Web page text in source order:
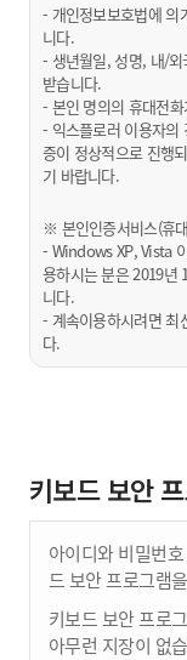
- 개인정보보호법에 의
니다.
- 생년월일, 성명, 내/
받습니다.
- 본인 명의의 휴대전
- 익스플로러 이용자의
증이 정상적으로 진행
기 바랍니다.
※ 본인인증서비스(휴
- Windows XP, Vista
용하시는 분은 2019년
니다.
- 계속이용하시려면 최
다.
키보드 보안
아이디와 비밀번
드 보안 프로그램
키보드 보안 프로
아무런 지장이 없